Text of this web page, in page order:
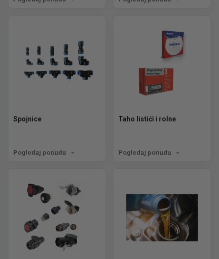
Spojnice
Pogledaj ponudu
Taho listići i rolne
Pogledaj ponudu